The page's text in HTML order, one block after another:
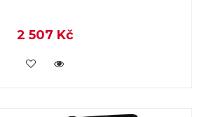
2 507 Kč
KOUPIT